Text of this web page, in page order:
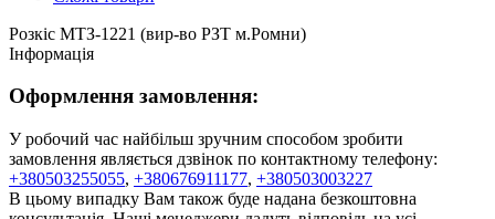
Розкіс МТЗ-1221 (вир-во РЗТ м.Ромни)
Інформація
Оформлення замовлення:
У робочий час найбільш зручним способом зробити
замовлення являється дзвінок по контактному телефону:
+380503255055, +380676911177, +380503003227
В цьому випадку Вам також буде надана безкоштовна